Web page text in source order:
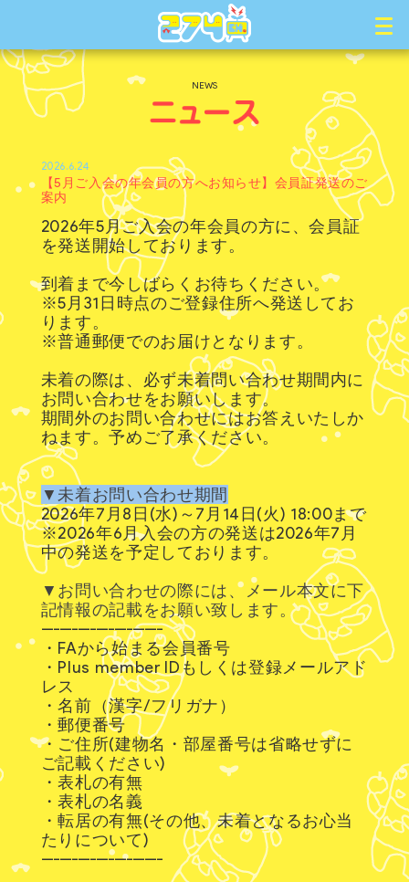
NEWS
2026.6.24
【5月ご入会の年会員の方へお知らせ】会員証発送のご
案内
2026年5月ご入会の年会員の方に、会員証
を発送開始しております。
到着まで今しばらくお待ちください。
※5月31日時点のご登録住所へ発送してお
ります。
※普通郵便でのお届けとなります。
未着の際は、必ず未着問い合わせ期間内に
お問い合わせをお願いします。
期間外のお問い合わせにはお答えいたしか
ねます。予めご了承ください。
▼未着お問い合わせ期間
2026年7月8日(水)～7月14日(火) 18:00まで
※2026年6月入会の方の発送は2026年7月
中の発送を予定しております。
▼お問い合わせの際には、メール本文に下
記情報の記載をお願い致します。
--------------------
・FAから始まる会員番号
・Plus member IDもしくは登録メールアド
レス
・名前（漢字/フリガナ）
・郵便番号
・ご住所(建物名・部屋番号は省略せずに
ご記載ください)
・表札の有無
・表札の名義
・転居の有無(その他、未着となるお心当
たりについて)
--------------------